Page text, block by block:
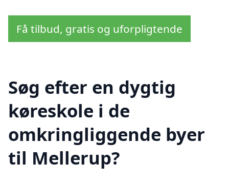
Få tilbud, gratis og uforpligtende
Søg efter en dygtig
køreskole i de
omkringliggende byer
til Mellerup?